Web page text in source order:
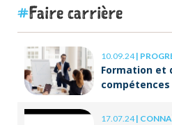
Faire carrière
10.09.24|
Formation et
compétences
17.07.24|